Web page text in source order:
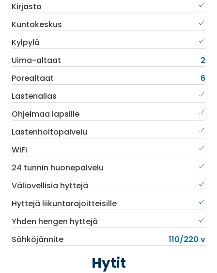
Kirjasto
Kuntokeskus
Kylpylä
Uima-altaat
2
Porealtaat
6
Lastenallas
Ohjelmaa lapsille
Lastenhoitopalvelu
WiFi
24 tunnin huonepalvelu
Väliovellisia hyttejä
Hyttejä liikuntarajoitteisille
Yhden hengen hyttejä
Sähköjännite
110/220 v
Hytit